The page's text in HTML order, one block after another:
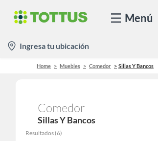
Menú
location-
icon
Ingresa tu ubicación
Home Muebles Comedor Sillas Y Bancos
Comedor
Sillas Y Bancos
Resultados (6)